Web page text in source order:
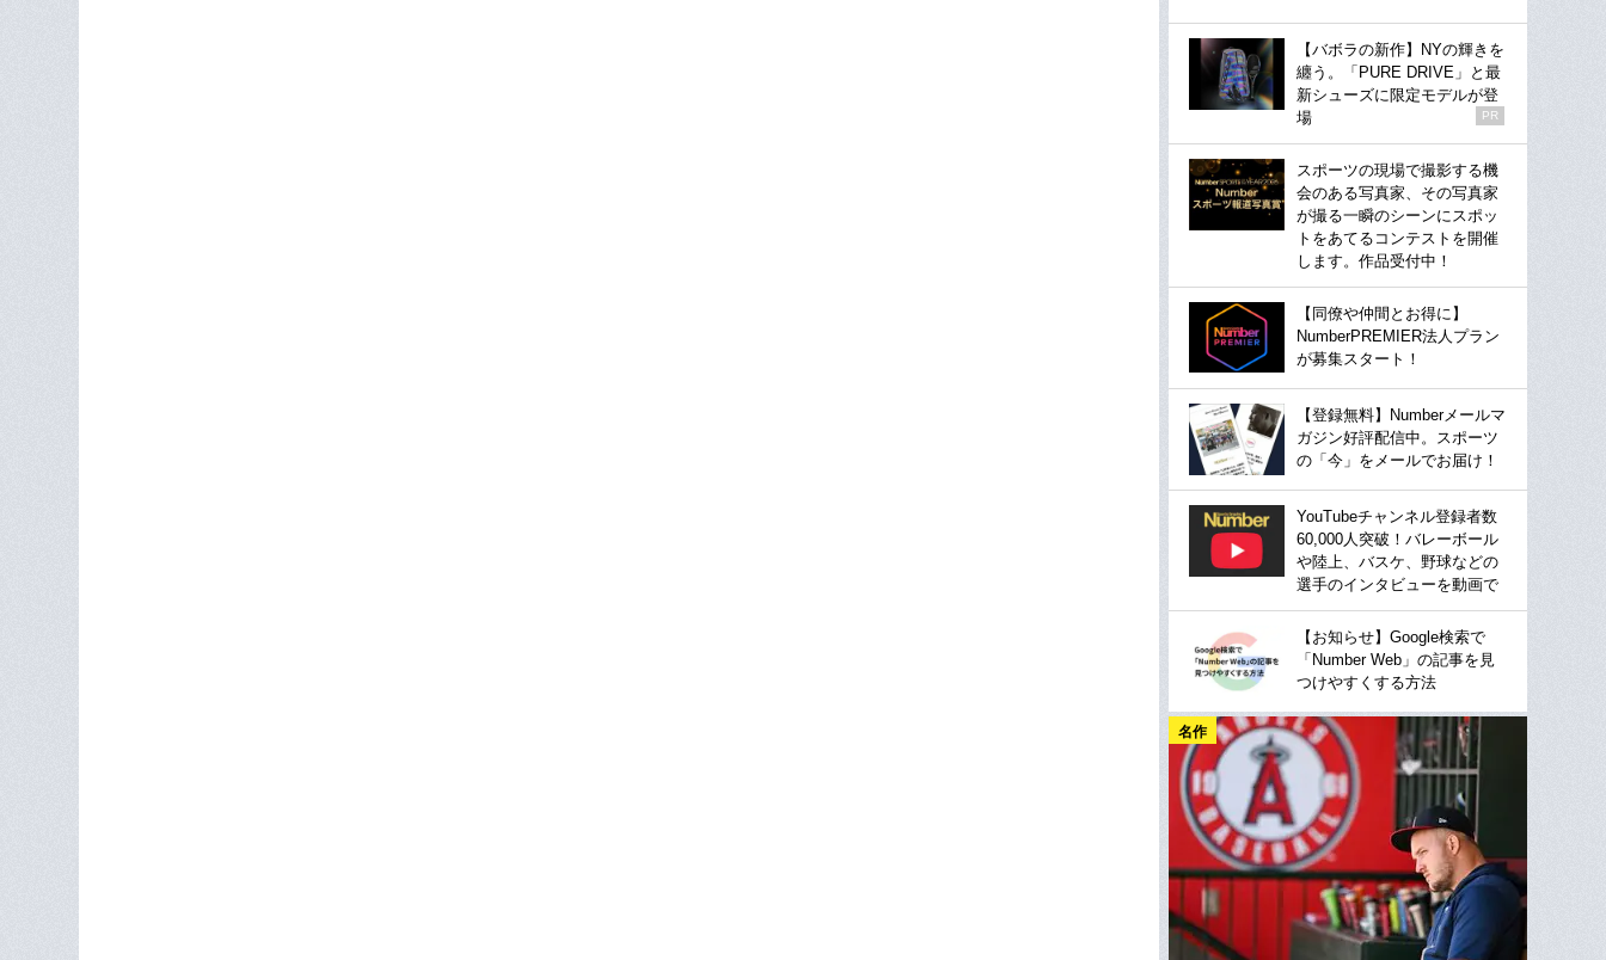
【バボラの新作】NYの輝きを
纏う。「PURE DRIVE」と最
新シューズに限定モデルが登
場
PR
スポーツの現場で撮影する機
会のある写真家、その写真家
が撮る一瞬のシーンにスポッ
トをあてるコンテストを開催
します。作品受付中！
【同僚や仲間とお得に】
NumberPREMIER法人プラン
が募集スタート！
【登録無料】Numberメールマ
ガジン好評配信中。スポーツ
の「今」をメールでお届け！
YouTubeチャンネル登録者数
60,000人突破！バレーボール
や陸上、バスケ、野球などの
選手のインタビューを動画で
【お知らせ】Google検索で
「Number Web」の記事を見
つけやすくする方法
名作